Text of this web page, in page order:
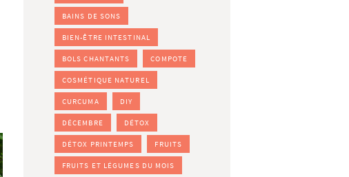
BAINS DE SONS
BIEN-ÊTRE INTESTINAL
BOLS CHANTANTS COMPOTE
COSMÉTIQUE NATUREL
CURCUMA DIY
DÉCEMBRE DÉTOX
DÉTOX PRINTEMPS FRUITS
FRUITS ET LÉGUMES DU MOIS